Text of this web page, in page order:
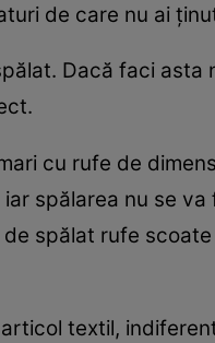
de care nu ai
Dacă faci
cu rufe de
spălarea nu se
spălat rufe
textil,